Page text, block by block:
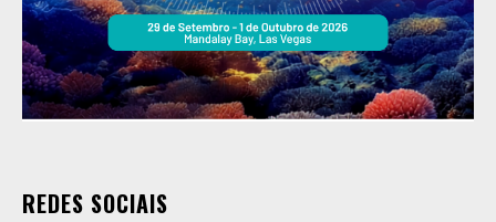
REDES SOCIAIS